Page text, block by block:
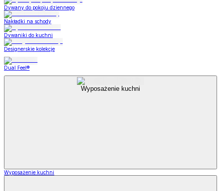
Dywany do pokoju dziennego
Nakładki na schody
Dywaniki do kuchni
Designerskie kolekcje
Dual Feel®
Wyposażenie kuchni
Wyposażenie kuchni